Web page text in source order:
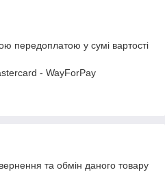
передоплатою у сумі вартості
- WayForPay
та обмін даного товару